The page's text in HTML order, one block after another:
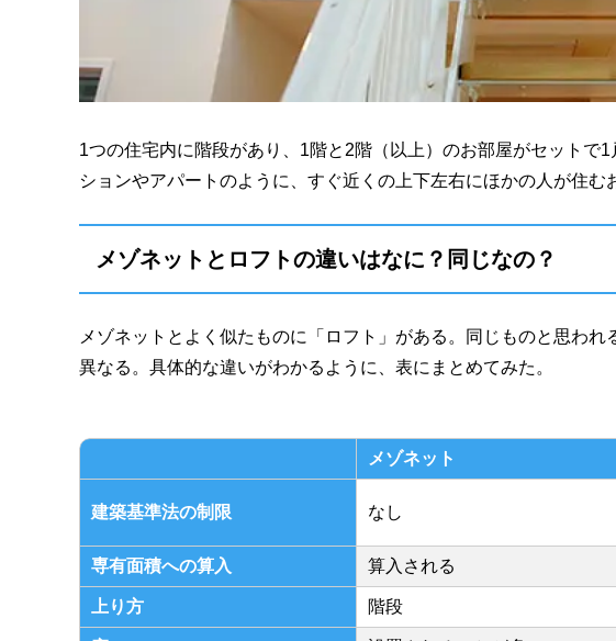
1つの住宅内に階段があり、1階と2階（以上）のお部屋がセットで
ションやアパートのように、すぐ近くの上下左右にほかの人が住む
メゾネットとロフトの違いはなに？同じなの？
メゾネットとよく似たものに「ロフト」がある。同じものと思わ
異なる。具体的な違いがわかるように、表にまとめてみた。
メゾネット
建築基準法の制限 なし
専有面積への算入 算入される
上り方 階段